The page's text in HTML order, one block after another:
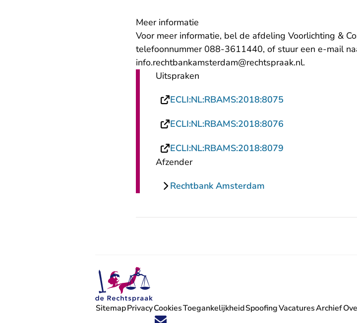
Meer informatie
Voor meer informatie, bel de afdeling Voorlichting &
telefoonnummer 088-3611440, of stuur een e-mail
info.rechtbankamsterdam@rechtspraak.nl- U verlaat
.
Uitspraken
ECLI:NL:RBAMS:2018:8075
ECLI:NL:RBAMS:2018:8076
ECLI:NL:RBAMS:2018:8079
Afzender
Rechtbank Amsterdam
Volg ons op X (Twitter) - U verlaat Rechtspraak.nl
Volg ons op Facebook - U verlaat Rechtspraak.nl
Volg ons op Instagram - U verlaat Rechtspraak.nl
Volg ons op Youtube - U verlaat Rechtspraak.nl
Volg ons op LinkedIn - U verlaat Rechtspraak.nl
'Blijf op de hoogte' nieuwsbrief - U verlaat Rechtspraak.nl
SitemapPrivacyCookiesToegankelijkheidSpoofingVacatures
- U verlaatArchief